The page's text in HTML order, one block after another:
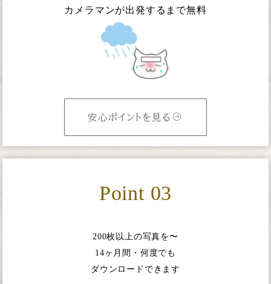
カメラマンが出発するまで無料
安心ポイントを見る
Point 03
200枚以上の写真を〜
14ヶ月間・何度でも
ダウンロードできます